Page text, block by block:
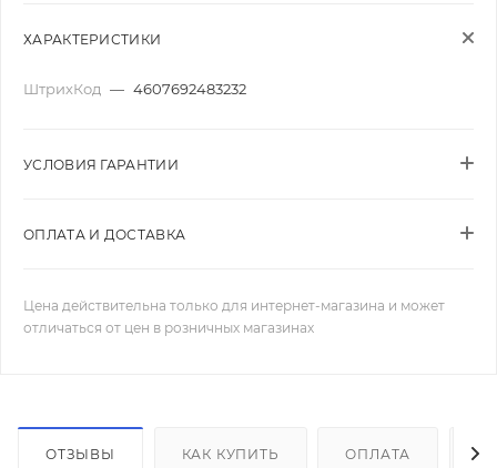
ХАРАКТЕРИСТИКИ
ШтрихКод — 4607692483232
УСЛОВИЯ ГАРАНТИИ
ОПЛАТА И ДОСТАВКА
Цена действительна только для интернет-магазина и может
отличаться от цен в розничных магазинах
ОТЗЫВЫ КАК КУПИТЬ ОПЛАТА